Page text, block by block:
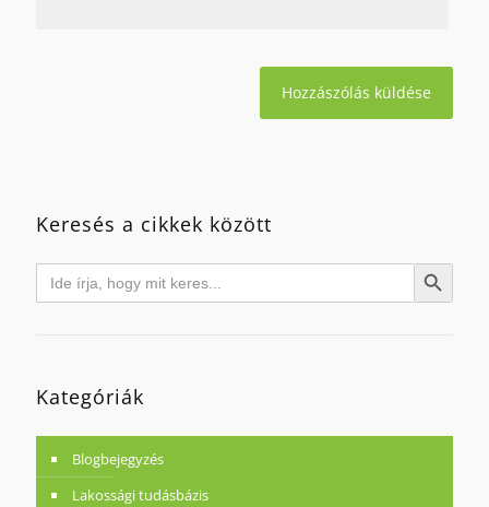
Keresés a cikkek között
Search
for: Search Button
Kategóriák
Blogbejegyzés
Lakossági tudásbázis